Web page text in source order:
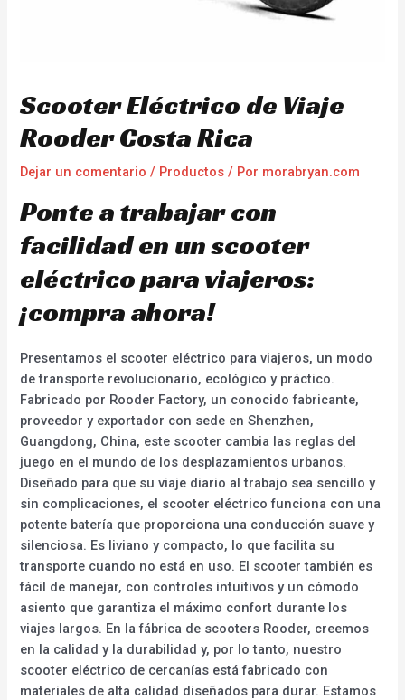
Scooter Eléctrico de Viaje
Rooder Costa Rica
Dejar un comentario / Productos / Por morabryan.com
Ponte a trabajar con
facilidad en un scooter
eléctrico para viajeros:
¡compra ahora!
Presentamos el scooter eléctrico para viajeros, un modo
de transporte revolucionario, ecológico y práctico.
Fabricado por Rooder Factory, un conocido fabricante,
proveedor y exportador con sede en Shenzhen,
Guangdong, China, este scooter cambia las reglas del
juego en el mundo de los desplazamientos urbanos.
Diseñado para que su viaje diario al trabajo sea sencillo y
sin complicaciones, el scooter eléctrico funciona con una
potente batería que proporciona una conducción suave y
silenciosa. Es liviano y compacto, lo que facilita su
transporte cuando no está en uso. El scooter también es
fácil de manejar, con controles intuitivos y un cómodo
asiento que garantiza el máximo confort durante los
viajes largos. En la fábrica de scooters Rooder, creemos
en la calidad y la durabilidad y, por lo tanto, nuestro
scooter eléctrico de cercanías está fabricado con
materiales de alta calidad diseñados para durar. Estamos